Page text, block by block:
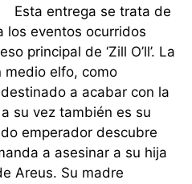
Esta entrega se trata de
los eventos ocurridos
principal de ‘Zill O’ll’. La
medio elfo, como
a acabar con la
su vez también es su
emperador descubre
a asesinar a su hija
Areus. Su madre